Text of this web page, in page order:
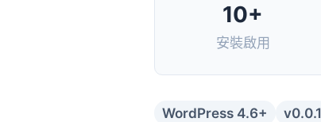
10+
安裝啟用
WordPress 4.6+ v0.0.1